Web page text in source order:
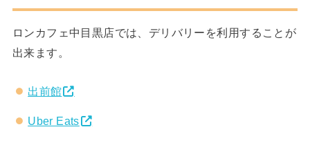
ロンカフェ中目黒店では、デリバリーを利用することが
出来ます。
出前館
Uber Eats